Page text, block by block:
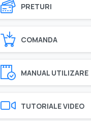
PRETURI
COMANDA
MANUAL UTILIZARE
TUTORIALE VIDEO